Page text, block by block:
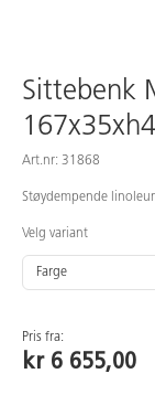
Sittebenk
Art.nr: 31868
Støydempende
Velg variant
Farge
Pris fra:
kr 6 655,00